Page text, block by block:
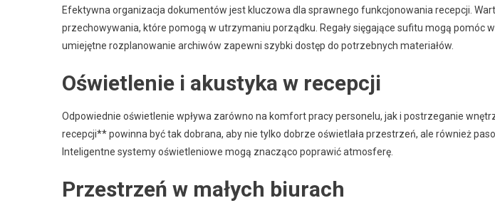
Efektywna organizacja dokumentów jest kluczowa dla sprawnego funkcjonowania recepcji.
przechowywania, które pomogą w utrzymaniu porządku. Regały sięgające sufitu mogą pomóc
umiejętne rozplanowanie archiwów zapewni szybki dostęp do potrzebnych materiałów.
Oświetlenie i akustyka w recepcji
Odpowiednie oświetlenie wpływa zarówno na komfort pracy personelu, jak i postrzeganie
recepcji** powinna być tak dobrana, aby nie tylko dobrze oświetlała przestrzeń, ale również
Inteligentne systemy oświetleniowe mogą znacząco poprawić atmosferę.
Przestrzeń w małych biurach